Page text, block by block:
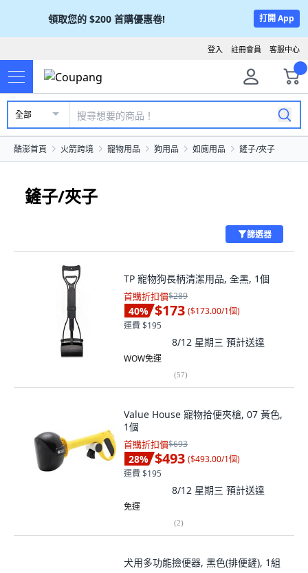
領取您的 $200 首購優惠卷! 打開 App
客服中心
註冊會員
登入
全部
酷澎首頁 火箭跨境 寵物用品 狗用品 如廁用品 鏟子/夾子
鏟子/夾子
篩選器
TP 寵物狗長柄清潔用品, 全黑, 1個
首購折扣價$289
40% $173 ($173.00/1個)
運費 $195
8/12 星期三 預計送達
WOW免運
(57)
Value House 寵物拾便夾槍, 07 黃色,
1個
首購折扣價$693
28% $493 ($493.00/1個)
運費 $195
8/12 星期三 預計送達
免運
(2)
犬用多功能撿便器, 黑色(排便鏟), 1組